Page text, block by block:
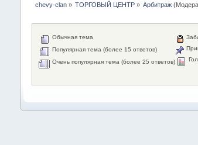
chevy-clan» ТОРГОВЫЙ ЦЕНТР » Арбитраж
Обычная тема
Популярная тема (более 15 ответов)
Очень популярная тема (более 25 ответов)